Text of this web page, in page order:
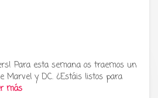
podcast sobre manga,
cultura japonesa ツ
Para esta semana os traemos un
Marvel y DC. ¿Estáis listos para
más